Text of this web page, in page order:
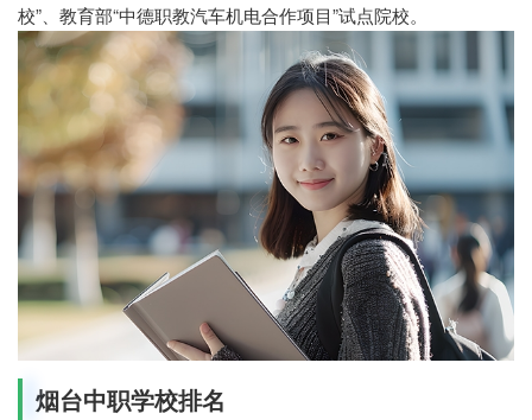
校”、教育部“中德职教汽车机电合作项目”试点院校。
烟台中职学校排名